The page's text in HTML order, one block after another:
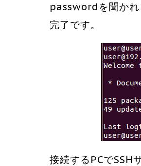
passwordを聞かれ
完了です。
接続するPCでSSH